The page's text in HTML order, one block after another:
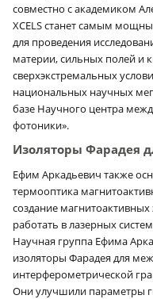
совместно с академиком
XCELS станет самым
для проведения
материи, сильных полей и
сверхэкстремальных
национальных научных
базе Научного центра
фотоники».
Изоляторы Фарадея
Ефим Аркадьевич также
термооптика
создание
работать в лазерных
Научная группа Ефима
изоляторы Фарадея для
интерферометрической
Они улучшили параметры